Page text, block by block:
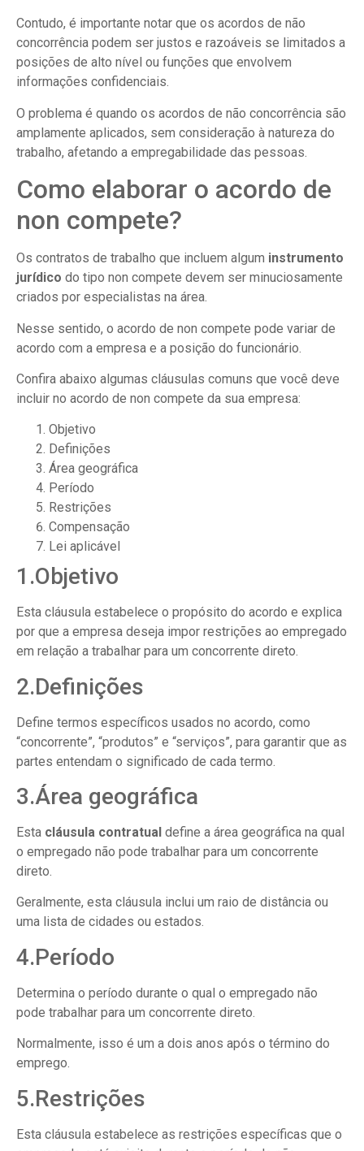
Contudo, é importante notar que os acordos de não
concorrência podem ser justos e razoáveis se limitados a
posições de alto nível ou funções que envolvem
informações confidenciais.
O problema é quando os acordos de não concorrência são
amplamente aplicados, sem consideração à natureza do
trabalho, afetando a empregabilidade das pessoas.
Como elaborar o acordo de
non compete?
Os contratos de trabalho que incluem algum instrumento
jurídico do tipo non compete devem ser minuciosamente
criados por especialistas na área.
Nesse sentido, o acordo de non compete pode variar de
acordo com a empresa e a posição do funcionário.
Confira abaixo algumas cláusulas comuns que você deve
incluir no acordo de non compete da sua empresa:
Objetivo
Definições
Área geográfica
Período
Restrições
Compensação
Lei aplicável
1.Objetivo
Esta cláusula estabelece o propósito do acordo e explica
por que a empresa deseja impor restrições ao empregado
em relação a trabalhar para um concorrente direto.
2.Definições
Define termos específicos usados no acordo, como
“concorrente”, “produtos” e “serviços”, para garantir que as
partes entendam o significado de cada termo.
3.Área geográfica
Esta cláusula contratual define a área geográfica na qual
o empregado não pode trabalhar para um concorrente
direto.
Geralmente, esta cláusula inclui um raio de distância ou
uma lista de cidades ou estados.
4.Período
Determina o período durante o qual o empregado não
pode trabalhar para um concorrente direto.
Normalmente, isso é um a dois anos após o término do
emprego.
5.Restrições
Esta cláusula estabelece as restrições específicas que o